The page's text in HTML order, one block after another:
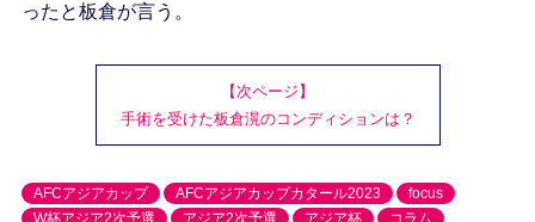
ったと板倉が言う。
【次ページ】
手術を受けた板倉滉のコンディションは？
AFCアジアカップ AFCアジアカップカタール2023
focus